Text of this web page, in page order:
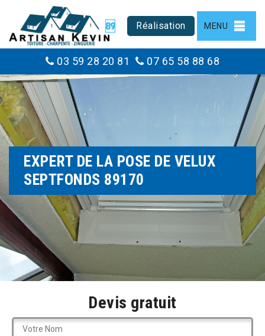
Réalisation MENU
03 59 28 20 81 07 65 58 88 68
EXPERT DE LA POSE DE VELUX
SEPTFONDS 89170
Devis gratuit